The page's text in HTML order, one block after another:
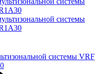
системы VRF